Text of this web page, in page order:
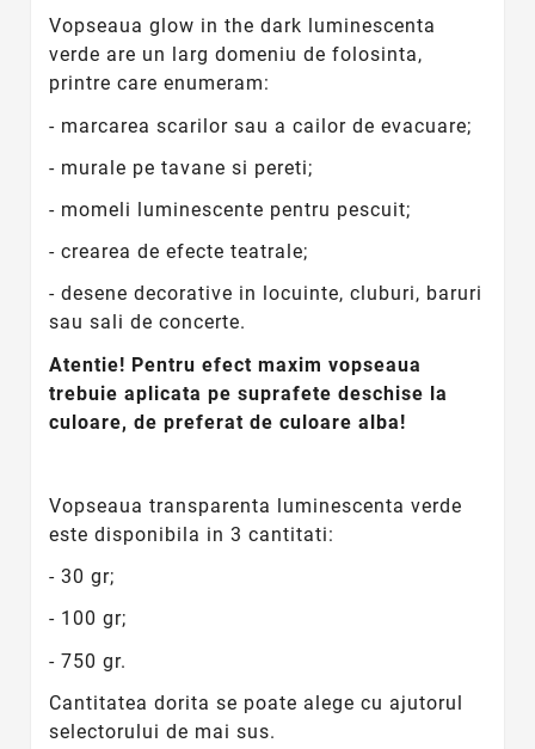
Vopseaua glow in the dark luminescenta
verde are un larg domeniu de folosinta,
printre care enumeram:
- marcarea scarilor sau a cailor de evacuare;
- murale pe tavane si pereti;
- momeli luminescente pentru pescuit;
- crearea de efecte teatrale;
- desene decorative in locuinte, cluburi, baruri
sau sali de concerte.
Atentie! Pentru efect maxim vopseaua
trebuie aplicata pe suprafete deschise la
culoare, de preferat de culoare alba!
Vopseaua transparenta luminescenta verde
este disponibila in 3 cantitati:
- 30 gr;
- 100 gr;
- 750 gr.
Cantitatea dorita se poate alege cu ajutorul
selectorului de mai sus.